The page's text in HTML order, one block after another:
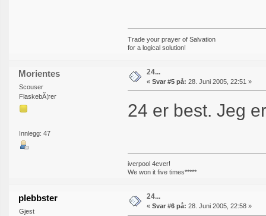
Trade your prayer of Salvation
for a logical solution!
Morientes
Scouser
FlaskebÃ¦rer
Innlegg: 47
24...
« Svar #5 på: 28. Juni 2005, 22:51 »
24 er best. Jeg
iverpool 4ever!
We won it five times*****
plebbster
Gjest
24...
« Svar #6 på: 28. Juni 2005, 22:58 »